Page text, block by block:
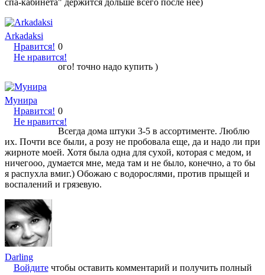
Arkadaksi
Нравится!
Не нравится!
0
ого! точно надо купить )
Мунира
Нравится!
Не нравится!
0
Всегда дома штуки 3-5 в ассортименте. Люблю
их. Почти все были, а розу не пробовала еще, да и надо ли при
жирноте моей. Хотя была одна для сухой, которая с медом, и
ничегооо, думается мне, меда там и не было, конечно, а то бы
я распухла вмиг.) Обожаю с водорослями, против прыщей и
воспалений и грязевую.
Darling
Войдитечтобы оставить комментарий и получить полный